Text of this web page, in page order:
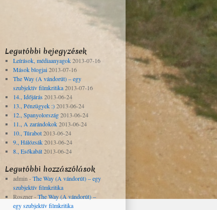
Legutóbbi bejegyzések
Leírások, médiaanyagok 2013-07-16
Mások blogjai 2013-07-16
The Way (A vándorút) – egy
szubjektív filmkritika 2013-07-16
14., Időjárás 2013-06-24
13., Pénzügyek :) 2013-06-24
12., Spanyolország 2013-06-24
11., A zarándokok 2013-06-24
10., Túrabot 2013-06-24
9., Hálózsák 2013-06-24
8., Esőkabát 2013-06-24
Legutóbbi hozzászólások
admin -The Way (A vándorút) – egy
szubjektív filmkritika
Roszner-The Way (A vándorút) –
egy szubjektív filmkritika